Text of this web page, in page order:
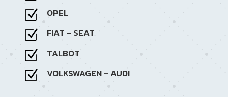
Z
OPEL
Z FIAT - SEAT
Z TALBOT
Z VOLKSWAGEN - AUDI